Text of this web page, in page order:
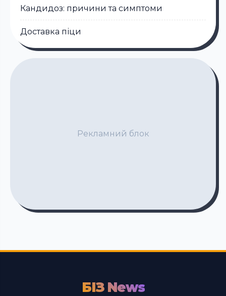
Кандидоз: причини та симптоми
Доставка піци
Рекламний блок
БІЗ News